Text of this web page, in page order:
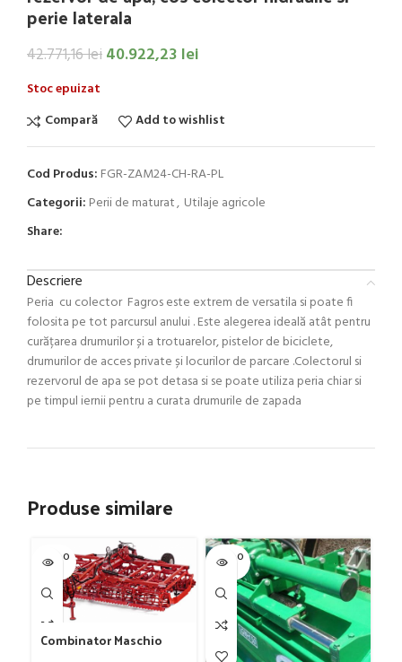
perie laterala
42.771,16lei40.922,23 lei
Stoc epuizat
Compară
Add to wishlist
Cod Produs: FGR-ZAM24-CH-RA-PL
Categorii: Perii de maturat, Utilaje agricole
Share:
Descriere
Peria cu colector Fagros este extrem de versatila si poate fi
folosita pe tot parcursul anului . Este alegerea ideală atât pentru
curățarea drumurilor și a trotuarelor, pistelor de biciclete,
drumurilor de acces private și locurilor de parcare .Colectorul si
rezervorul de apa se pot detasa si se poate utiliza peria chiar si
pe timpul iernii pentru a curata drumurile de zapada
Produse similare
SOLD O
UT
Combinator Maschio
SOLD O
UT